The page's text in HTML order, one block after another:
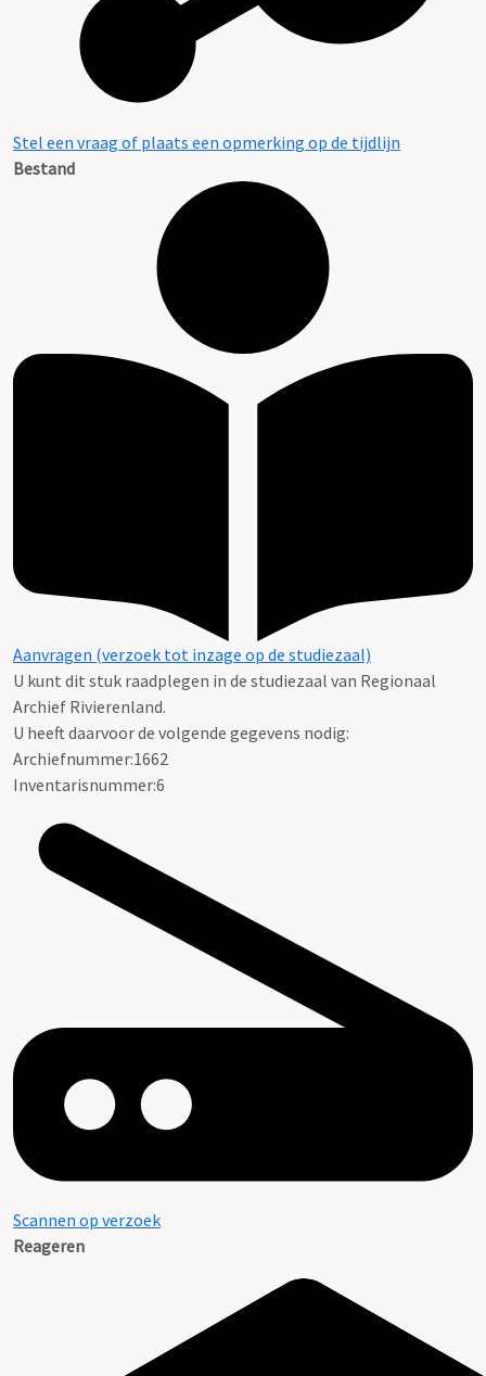
Stel een vraag of plaats een opmerking op de tijdlijn
Bestand
Aanvragen (verzoek tot inzage op de studiezaal)
U kunt dit stuk raadplegen in de studiezaal van Regionaal
Archief Rivierenland.
U heeft daarvoor de volgende gegevens nodig:
Archiefnummer:1662
Inventarisnummer:6
Scannen op verzoek
Reageren